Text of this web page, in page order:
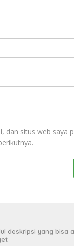
dan situs web saya
deskripsi yang bisa